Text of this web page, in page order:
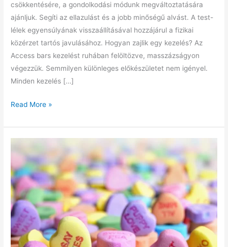
csökkentésére, a gondolkodási módunk megváltoztatására
ajánljuk. Segíti az ellazulást és a jobb minőségű alvást. A test-
lélek egyensúlyának visszaállításával hozzájárul a fizikai
közérzet tartós javulásához. Hogyan zajlik egy kezelés? Az
Access bars kezelést ruhában felöltözve, masszázságyon
végezzük. Semmilyen különleges előkészületet nem igényel.
Minden kezelés […]
Milyen
esetén
az
Access
kezelések?
Read More »